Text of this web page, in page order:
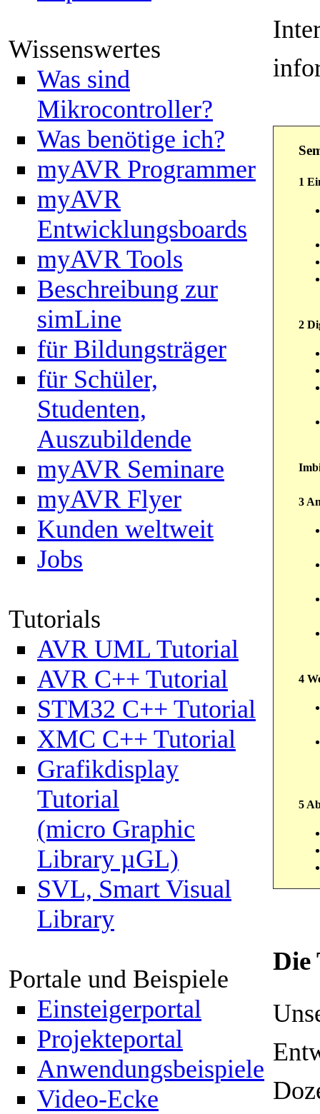
Wissenswertes
Was sind
Mikrocontroller?
Was benötige ich?
myAVR Programmer
myAVR
Entwicklungsboards
myAVR Tools
Beschreibung zur
simLine
für Bildungsträger
für Schüler,
Studenten,
Auszubildende
myAVR Seminare
myAVR Flyer
Kunden weltweit
Jobs
Tutorials
AVR UML Tutorial
AVR C++ Tutorial
STM32 C++ Tutorial
XMC C++ Tutorial
Grafikdisplay
Tutorial
(micro Graphic
Library µGL)
SVL, Smart Visual
Library
Portale und Beispiele
Einsteigerportal
Projekteportal
Anwendungsbeispiele
Video-Ecke
1
2
3
4
5
Die